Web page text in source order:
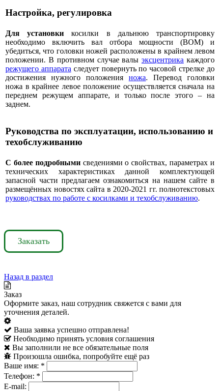
Настройка, регулировка
Для установки косилки в дальнюю транспортировку
необходимо включить вал отбора мощности (ВОМ) и
убедиться, что головки ножей расположены в крайнем левом
положении. В противном случае валыэксцентрика каждого
режущего аппарата следует повернуть по часовой стрелке до
достижения нужного положения ножа. Перевод головки
ножа в крайнее левое положение осуществляется сначала на
переднем режущем аппарате, и только после этого – на
заднем.
Руководства по эксплуатации, использованию и
техобслуживанию
С более подробнымисведениями о свойствах, параметрах и
технических характеристиках данной комплектующей
запасной части предлагаем ознакомиться на нашем сайте в
размещённых новостях сайта в 2020-2021 гг. полнотекстовых
руководствах по работе с косилками и техобслуживанию.
Заказать
Назад в раздел
Заказ
Оформите заказ, наш сотрудник свяжется с вами для
уточнения деталей.
Ваша заявка успешно отправлена!
Необходимо принять условия соглашения
Вы заполнили не все обязательные поля
Произошла ошибка, попробуйте ещё раз
Ваше имя: *
Телефон: *
E-mail: